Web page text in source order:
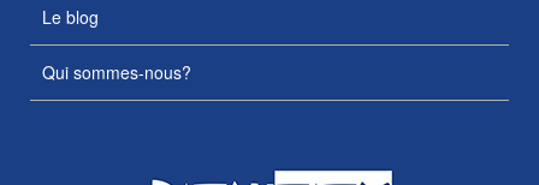
Le blog
Qui sommes-nous?